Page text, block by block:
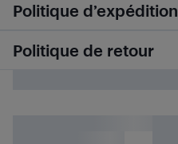
Politique d’expédition
Politique de retour